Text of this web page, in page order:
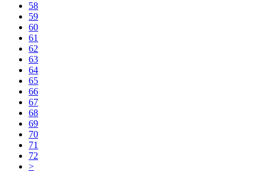
58
59
60
61
62
63
64
65
66
67
68
69
70
71
72
>